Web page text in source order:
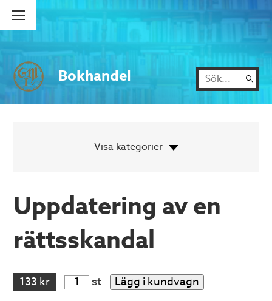
Bokhandel
Uppdatering av en
rättsskandal
133 kr st Lägg i kundvagn